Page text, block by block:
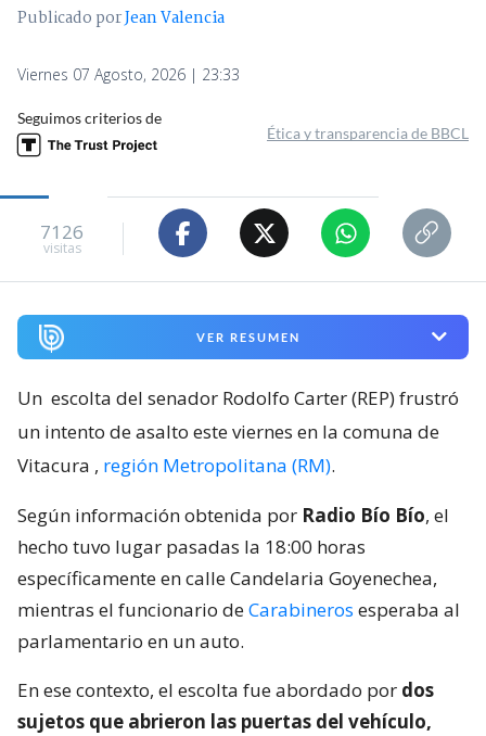
Publicado porJean Valencia
Viernes 07 Agosto, 2026 | 23:33
Seguimos criterios de
Ética y transparencia de BBCL
7126
visitas
VER RESUMEN
Un escolta del senador Rodolfo Carter (REP) frustró
un intento de asalto este viernes en la comuna de
Vitacura , región Metropolitana (RM).
Según información obtenida por Radio Bío Bío, el
hecho tuvo lugar pasadas la 18:00 horas
específicamente en calle Candelaria Goyenechea,
mientras el funcionario deCarabineros esperaba al
parlamentario en un auto.
En ese contexto, el escolta fue abordado por dos
sujetos que abrieron las puertas del vehículo,